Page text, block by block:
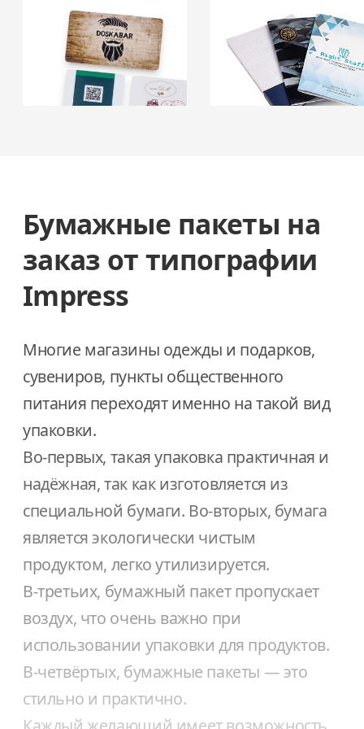
Бумажные пакеты на
заказ от типографии
Impress
Многие магазины одежды и подарков,
сувениров, пункты общественного
питания переходят именно на такой вид
упаковки.
Во-первых, такая упаковка практичная и
надёжная, так как изготовляется из
специальной бумаги. Во-вторых, бумага
является экологически чистым
продуктом, легко утилизируется.
В-третьих, бумажный пакет пропускает
воздух, что очень важно при
использовании упаковки для продуктов.
В-четвёртых, бумажные пакеты — это
стильно и практично.